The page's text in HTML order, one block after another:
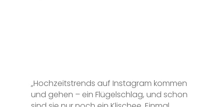
„Hochzeitstrends auf Instagram kommen
und gehen – ein Flügelschlag, und schon